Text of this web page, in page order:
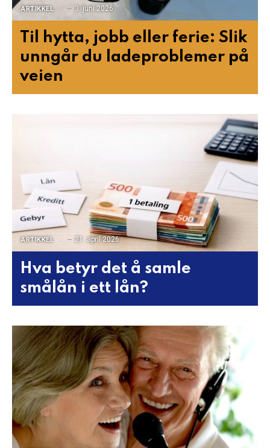
ARTIKKEL 3. juni 2026
Til hytta, jobb eller ferie: Slik
unngår du ladeproblemer på
veien
ARTIKKEL 21. april 2026
Hva betyr det å samle
smålån i ett lån?